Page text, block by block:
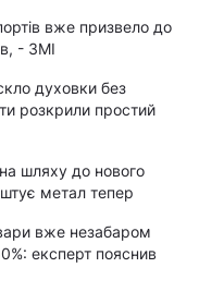
вже призвело до
- ЗМІ
духовки без
розкрили простий
шляху до нового
метал тепер
вже незабаром
експерт пояснив